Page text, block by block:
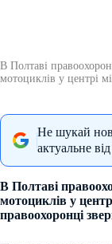
В Полтаві
мотоциклів у центрі
Не шукай
актуальне від
В Полтаві
мотоциклів у
правоохоронці